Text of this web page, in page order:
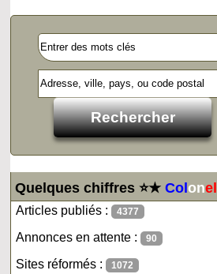
Quelques chiffres ⭐★Colonel
Articles publiés : 4377
Annonces en attente : 90
Sites réformés : 1072